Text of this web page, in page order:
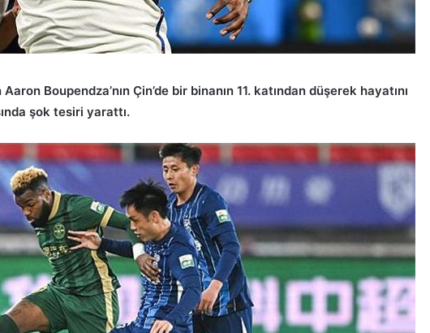
Boupendza’nın Çin’de bir binanın 11. katından düşerek hayatını
şok tesiri yarattı.